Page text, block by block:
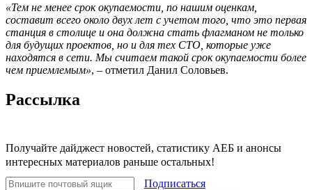
«Тем не менее срок окупаемости, по нашим оценкам,
составит всего около двух лет с учетом того, что это первая
станция в столице и она должна стать флагманом не только
для будущих проектов, но и для тех СТО, которые уже
находятся в сети. Мы считаем такой срок окупаемости более
чем приемлемым», – отметил Данил Соловьев.
Рассылка
Получайте дайджест новостей, статистику АЕБ и анонсы
интересных материалов раньше остальных!
Подписаться